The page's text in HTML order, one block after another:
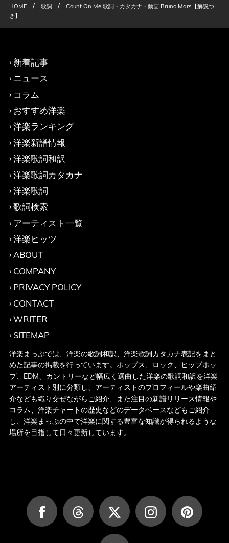
HOME / 歌詞 /
Count On Me 歌詞・カタカナ・動画 Bruno Mars【解説つ
き】
新着記事
ニュース
コラム
おすすめ洋楽
洋楽ランキング
洋楽新譜情報
洋楽歌詞和訳
洋楽歌詞カタカナ
洋楽歌詞
歌詞検索
アーティスト一覧
洋楽ヒッツ
ABOUT
COMPANY
PRIVACY POLICY
CONTACT
WRITER
SITEMAP
洋楽まっぷでは、洋楽の歌詞和訳、洋楽歌詞カタカナ表記をまと
めた記事の掲載を行っています。ポップス、ロック、ヒップホッ
プ、EDM、カントリーなど幅広く選曲した洋楽の歌詞和訳を洋楽
アーティスト別に分類し、アーティストのプロフィールや楽曲紹
介なども織り交ぜながらご紹介、また注目の新譜リリース情報や
コラム、洋楽チャートの歴史などのデータベースなどもご紹介
し、洋楽まっぷの中で洋楽に関する豊富な知識が得られるような
場所を目指して日々更新しています。